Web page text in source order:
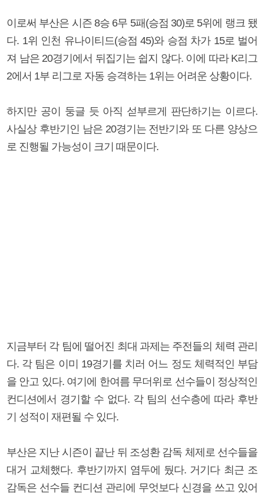
이로써 부산은 시즌 8승 6무 5패(승점 30)로 5위에 랭크 됐
다. 1위 인천 유나이티드(승점 45)와 승점 차가 15로 벌어
져 남은 20경기에서 뒤집기는 쉽지 않다. 이에 따라 K리그
2에서 1부 리그로 자동 승격하는 1위는 어려운 상황이다.
하지만 공이 둥글 듯 아직 섣부르게 판단하기는 이르다.
사실상 후반기인 남은 20경기는 전반기와 또 다른 양상으
로 진행될 가능성이 크기 때문이다.
지금부터 각 팀에 떨어진 최대 과제는 주전들의 체력 관리
다. 각 팀은 이미 19경기를 치러 어느 정도 체력적인 부담
을 안고 있다. 여기에 한여름 무더위로 선수들이 정상적인
컨디션에서 경기할 수 없다. 각 팀의 선수층에 따라 후반
기 성적이 재편될 수 있다.
부산은 지난 시즌이 끝난 뒤 조성환 감독 체제로 선수들을
대거 교체했다. 후반기까지 염두에 뒀다. 거기다 최근 조
감독은 선수들 컨디션 관리에 무엇보다 신경을 쓰고 있어